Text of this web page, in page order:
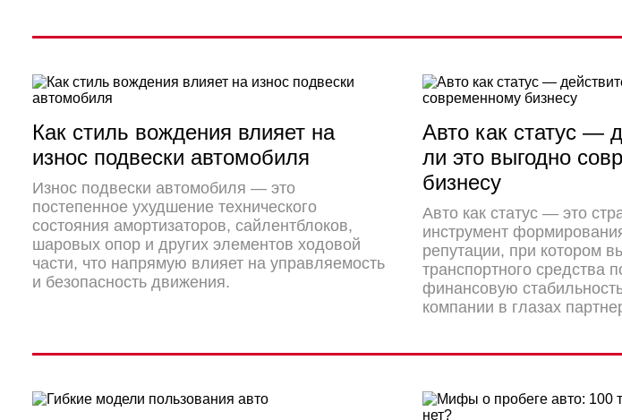
Как стиль вождения влияет на
износ подвески автомобиля
Износ подвески автомобиля — это
постепенное ухудшение технического
состояния амортизаторов, сайлентблоков,
шаровых опор и других элементов ходовой
части, что напрямую влияет на управляемость
и безопасность движения.
Авто как статус —
ли это выгодно
бизнесу
Авто как статус — это
инструмент
репутации, при котором
транспортного средства
финансовую
компании в глазах